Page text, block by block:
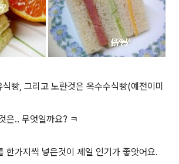
빵, 그리고 노란것은 옥수수식빵(예전이미
은.. 무엇일까요? ㅋ
한가지씩 넣은것이 제일 인기가 좋앗어요.